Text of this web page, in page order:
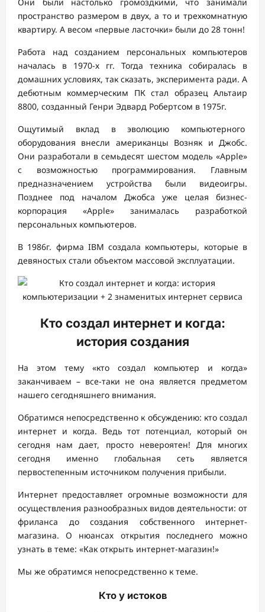
Они были настолько громоздкими, что занимали
пространство размером в двух, а то и трехкомнатную
квартиру. А весом «первые ласточки» были до 28 тонн!
Работа над созданием персональных компьютеров
началась в 1970-х гг. Тогда техника собиралась в
домашних условиях, так сказать, эксперимента ради. А
дебютным коммерческим ПК стал образец Альтаир
8800, созданный Генри Эдвард Робертсом в 1975г.
Ощутимый вклад в эволюцию компьютерного
оборудования внесли американцы Возняк и Джобс.
Они разработали в семьдесят шестом модель «Apple»
с возможностью программирования. Главным
предназначением устройства были видеоигры.
Позднее под началом Джобса уже целая бизнес-
корпорация «Apple» занималась разработкой
персональных компьютеров.
В 1986г. фирма IBM создала компьютеры, которые в
девяностых стали объектом массовой эксплуатации.
Кто создал интернет и когда:
история создания
На этом тему «кто создал компьютер и когда»
заканчиваем – все-таки не она является предметом
нашего сегодняшнего внимания.
Обратимся непосредственно к обсуждению: кто создал
интернет и когда. Ведь тот потенциал, который он
сегодня нам дает, просто невероятен! Для многих
сегодня именно глобальная сеть является
первостепенным источником получения прибыли.
Интернет предоставляет огромные возможности для
осуществления разнообразных видов деятельности: от
фриланса до создания собственного интернет-
магазина. О нюансах открытия последнего можно
узнать в теме: «Как открыть интернет-магазин!»
Мы же обратимся непосредственно к теме.
Кто у истоков